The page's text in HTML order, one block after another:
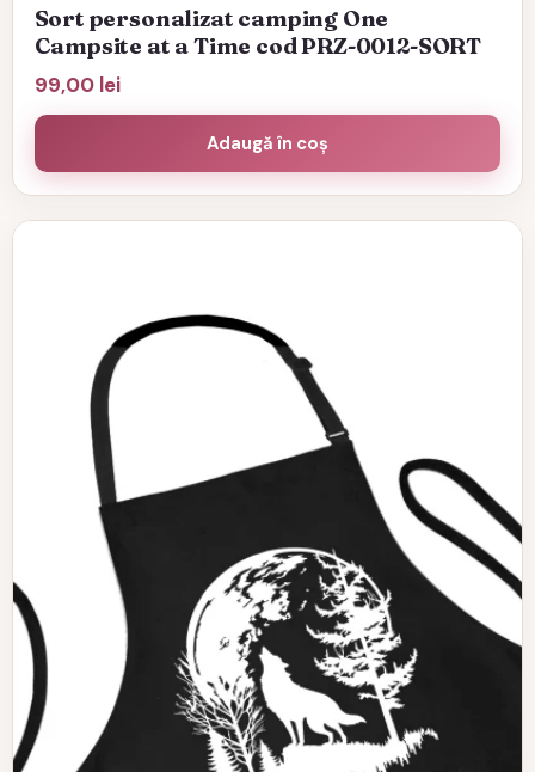
Sort personalizat camping One
Campsite at a Time cod PRZ-0012-SORT
99,00 lei
Adaugă în coș